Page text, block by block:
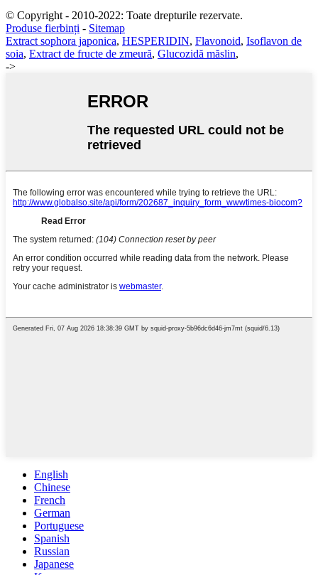
© Copyright - 2010-2022: Toate drepturile rezervate.
Produse fierbinți - Sitemap
Extract sophora japonica, HESPERIDIN, Flavonoid, Isoflavon de
soia, Extract de fructe de zmeură, Glucozidă măslin,
->
English
Chinese
French
German
Portuguese
Spanish
Russian
Japanese